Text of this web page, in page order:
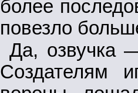
более
повезло
Да, озвучка
Создателям